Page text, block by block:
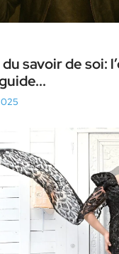
savoir de soi: